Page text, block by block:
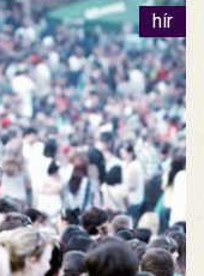
hír